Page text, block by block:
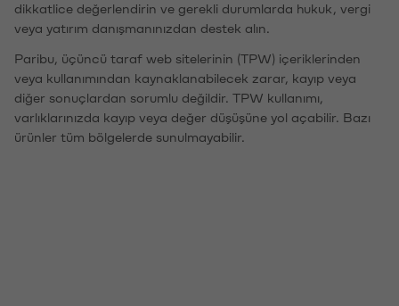
dikkatlice değerlendirin ve gerekli durumlarda hukuk, vergi
veya yatırım danışmanınızdan destek alın.
Paribu, üçüncü taraf web sitelerinin (TPW) içeriklerinden
veya kullanımından kaynaklanabilecek zarar, kayıp veya
diğer sonuçlardan sorumlu değildir. TPW kullanımı,
varlıklarınızda kayıp veya değer düşüşüne yol açabilir. Bazı
ürünler tüm bölgelerde sunulmayabilir.